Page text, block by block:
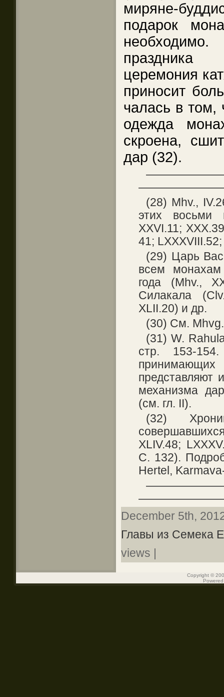
миряне-
подарок
праздника
церемония
приносит
чалась в том,
одежда
скроена,
дар (32).
(28) Mhv.,
этих восьми
XXVI.11;
41;
(29) Царь
всем
года (Mhv.,
Силакала
XLII.20) и др.
(30) См.
(31) W.
стр. 153-
представляют
механизма
(см. гл. II).
(32)
XLIV.48;
С. 132).
Неrtеl,
December 5th,
Главы из Семека
views |
Copyright ©